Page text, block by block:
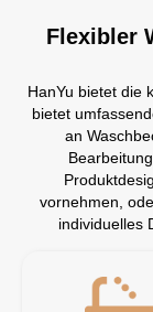
Flexibler
HanYu bietet die
bietet
an
vornehmen,
individuelles